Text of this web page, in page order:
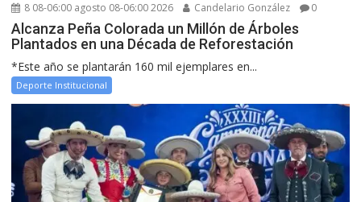
8 08-06:00 agosto 08-06:00 2026 Candelario González 0
Alcanza Peña Colorada un Millón de Árboles
Plantados en una Década de Reforestación
*Este año se plantarán 160 mil ejemplares en...
Deporte Institucional